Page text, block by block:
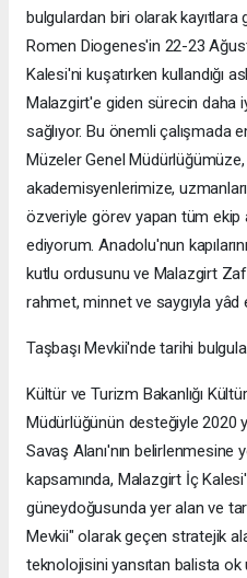
bulgulardan biri olarak
Romen Diogenes'in 22-23
Kalesi'ni kuşatırken kullandığı
Malazgirt'e giden sürecin daha
sağlıyor. Bu önemli çalışmada
Müzeler Genel
akademisyenlerimize,
özveriyle görev yapan tüm ekip
ediyorum. Anadolu'nun
kutlu ordusunu ve Malazgirt
rahmet, minnet ve saygıyla yâd
Taşbaşı Mevkii'nde tarihi
Kültür ve Turizm Bakanlığı
Müdürlüğünün desteğiyle 2020
Savaş Alanı'nın belirlenmesine
kapsamında, Malazgirt İç
güneydoğusunda yer alan ve
Mevkii" olarak geçen stratejik
teknolojisini yansıtan balista ok